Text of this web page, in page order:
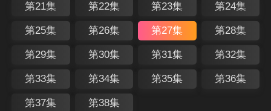
第21集 第22集 第23集 第24集
第25集 第26集 第27集 第28集
第29集 第30集 第31集 第32集
第33集 第34集 第35集 第36集
第37集 第38集